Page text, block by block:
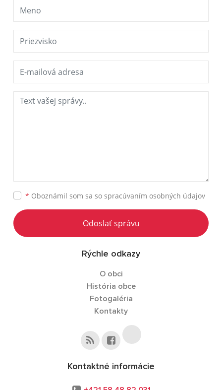
* Oboznámil som sa so spracúvaním osobných údajov
Odoslať správu
Rýchle odkazy
O obci
História obce
Fotogaléria
Kontakty
Kontaktné informácie